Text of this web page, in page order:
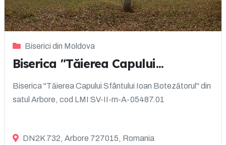
Biserici din Moldova
Biserica "Tăierea Capului...
Biserica "Tăierea Capului Sfântului Ioan Botezătorul" din
satul Arbore, cod LMI SV-II-m-A-05487.01
DN2K 732, Arbore 727015, Romania